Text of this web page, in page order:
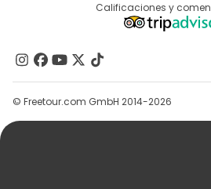
Programa De Afiliados
Contacto
Grupos
Ayuda
Calificaciones y
© Freetour.com GmbH 2014-2026